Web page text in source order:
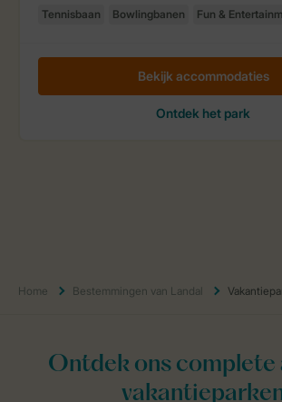
Home Bestemmingen van Landal
Ontdek ons complete